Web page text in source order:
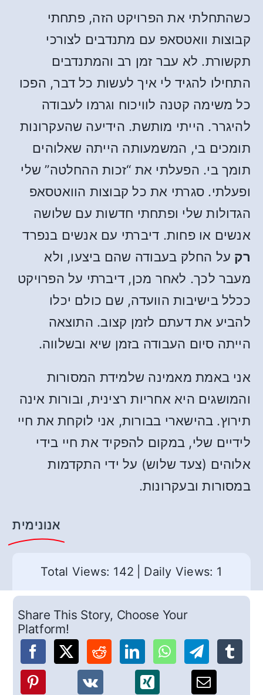
כשהתחלתי את הפרויקט הזה, פתחתי
קבוצות וואטסאפ עם מתנדבים לצורכי
תקשורת. לא עבר זמן רב והמתנדבים
התחילו להגיד לי איך לעשות כל דבר, הפכו
כל משימה קטנה לוויכוח וגרמו לעבודה
להיגרר. הייתי מותשת. הידיעה שהעקרונות
תומכים בי, המשמעותה הייתה שאלוהים
תומך בי. הפעלתי את “זכות ההחלטה” שלי
ופעלתי. סגרתי את כל קבוצות הוואטסאפ
הגדולות שלי ופתחתי חדשות עם שלושה
אנשים או פחות. דיברתי עם אנשים בנפרד
רק על החלק בעבודה שהם ביצעו, ולא
מעבר לכך. לאחר מכן, דיברתי על הפרויקט
ככלל בישיבות הוועדה, שם כולם יכלו
להביע את דעתם לזמן קצוב. התוצאה
הייתה סיום העבודה בזמן שיא ובשלווה.
אני באמת מאמינה שלמידת המסורות
והמושגים היא אחריות רצינית, ובורות אינה
תירוץ. בהישארי בבורות, אני לוקחת את חיי
לידיים שלי, במקום להפקיד את חיי בידי
אלוהים (צעד שלוש) על ידי התקדמות
במסורות ובעקרונות.
אנונימית
Total Views: 142 Daily Views: 1
Share This Story, Choose Your
Platform!